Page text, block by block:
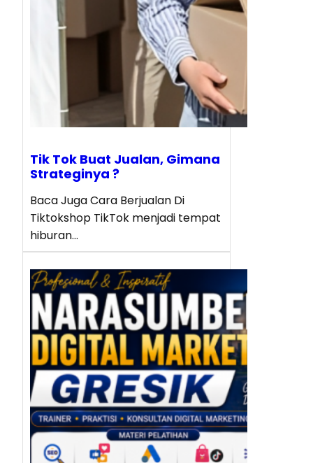
Tik Tok Buat Jualan, Gimana
Strateginya ?
Baca Juga Cara Berjualan Di
Tiktokshop TikTok menjadi tempat
hiburan…